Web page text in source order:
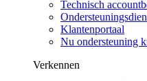
Technisch
Klantenportaal
Nu ondersteuning
Verkennen